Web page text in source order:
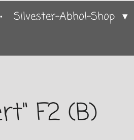
Silvester-Abhol-Shop
F2 (B)